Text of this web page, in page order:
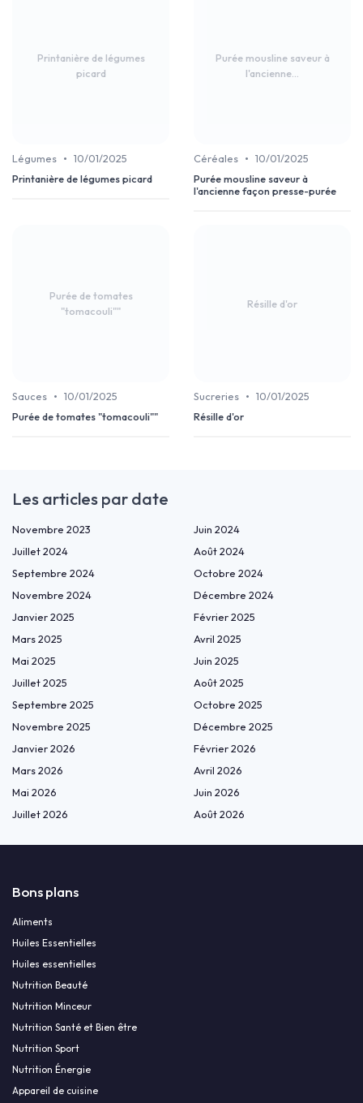
Printanière de légumes
picard
Légumes • 10/01/2025
Printanière de légumes picard
Purée mousline saveur à
l'ancienne...
Céréales • 10/01/2025
Purée mousline saveur à
l'ancienne façon presse-purée
Purée de tomates
"tomacouli""
Sauces • 10/01/2025
Purée de tomates "tomacouli""
Résille d'or
Sucreries • 10/01/2025
Résille d'or
Les articles par date
Novembre 2023
Juin 2024
Juillet 2024
Août 2024
Septembre 2024
Octobre 2024
Novembre 2024
Décembre 2024
Janvier 2025
Février 2025
Mars 2025
Avril 2025
Mai 2025
Juin 2025
Juillet 2025
Août 2025
Septembre 2025
Octobre 2025
Novembre 2025
Décembre 2025
Janvier 2026
Février 2026
Mars 2026
Avril 2026
Mai 2026
Juin 2026
Juillet 2026
Août 2026
Bons plans
Aliments
Huiles Essentielles
Huiles essentielles
Nutrition Beauté
Nutrition Minceur
Nutrition Santé et Bien être
Nutrition Sport
Nutrition Énergie
Appareil de cuisine